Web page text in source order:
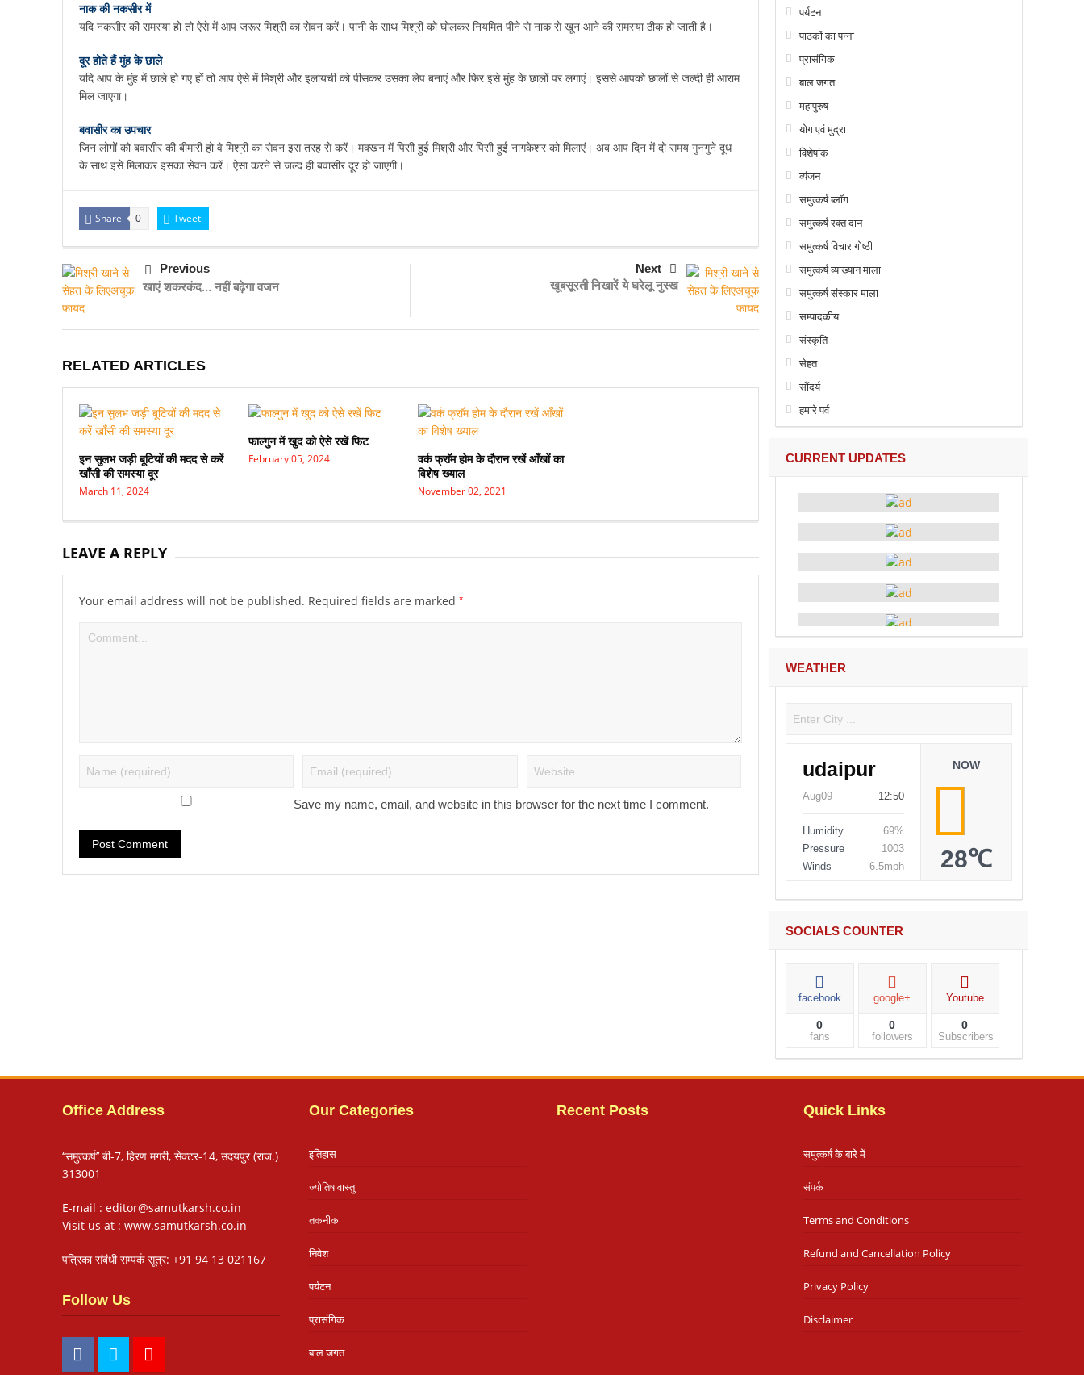
नाक की नकसीर में
यदि नकसीर की समस्या हो तो ऐसे में आप जरूर मिश्री का सेवन करें। पानी के साथ मिश्री को घोलकर नियमित पीने से नाक से खून आने की समस्या ठीक हो जाती है।
दूर होते हैं मुंह के छाले
यदि आप के मुंह में छाले हो गए हों तो आप ऐसे में मिश्री और इलायची को पीसकर उसका लेप बनाएं और फिर इसे मुंह के छालों पर लगाएं। इससे आपको छालों से जल्दी ही आराम
मिल जाएगा।
बवासीर का उपचार
जिन लोगों को बवासीर की बीमारी हो वे मिश्री का सेवन इस तरह से करें। मक्खन में पिसी हुई मिश्री और पिसी हुई नागकेशर को मिलाएं। अब आप दिन में दो समय गुनगुने दूध
के साथ इसे मिलाकर इसका सेवन करें। ऐसा करने से जल्द ही बवासीर दूर हो जाएगी।
Share 0 Tweet
Previous
खाएं शकरकंद… नहीं बढ़ेगा वजन
Next
खूबसूरती निखारें ये घरेलू नुस्ख
RELATED ARTICLES
इन सुलभ जड़ी बूटियों की मदद से करें
खाँसी की समस्या दूर
March 11, 2024
फाल्गुन में खुद को ऐसे रखें फिट
February 05, 2024
वर्क फ्राॅम होम के दौरान रखें आँखों का
विशेष ख्याल
November 02, 2021
LEAVE A REPLY
Your email address will not be published. Required fields are marked *
Save my name, email, and website in this browser for the next time I comment.
पर्यटन
पाठकों का पन्ना
प्रासंगिक
बाल जगत
महापुरुष
योग एवं मुद्रा
विशेषांक
व्यंजन
समुत्कर्ष ब्लॉग
समुत्कर्ष रक्त दान
समुत्कर्ष विचार गोष्ठी
समुत्कर्ष व्याख्यान माला
समुत्कर्ष संस्कार माला
सम्पादकीय
संस्कृति
सेहत
सौंदर्य
हमारे पर्व
CURRENT UPDATES
WEATHER
udaipur
Aug09 12:50
Humidity
69%
Pressure
1003
Winds
6.5mph
NOW
28℃
SOCIALS COUNTER
facebook
0
fans
google+
0
followers
Youtube
0
Subscribers
Office Address
‘‘समुत्कर्ष’’ बी-7, हिरण मगरी, सेक्टर-14, उदयपुर (राज.)
313001
E-mail : editor@samutkarsh.co.in
Visit us at : www.samutkarsh.co.in
पत्रिका संबंधी सम्पर्क सूत्र: +91 94 13 021167
Follow Us
Our Categories
इतिहास
ज्योतिष वास्तु
तकनीक
निवेश
पर्यटन
प्रासंगिक
बाल जगत
Recent Posts Quick Links
समुत्कर्ष के बारे में
संपर्क
Terms and Conditions
Refund and Cancellation Policy
Privacy Policy
Disclaimer